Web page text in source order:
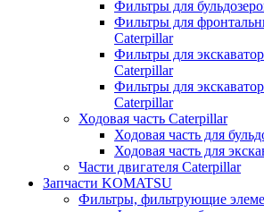
Фильтры для
Фильтры для
Caterpillar
Фильтры для
Caterpillar
Фильтры для
Caterpillar
Ходовая часть Caterpillar
Ходовая часть для
Ходовая часть для
Части двигателя Caterpillar
Запчасти KOMATSU
Фильтры, фильтрующие